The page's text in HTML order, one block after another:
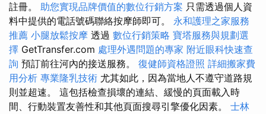
註冊。 助您實現品牌價值的數位行銷方案 只需透過個人資
料中提供的電話號碼聯絡按摩師即可。 永和護理之家服務
推薦 小腿放鬆按摩 透過 數位行銷策略 寶塔服務與規劃選
擇 GetTransfer.com 處理外遇問題的專家 附近眼科快速查
詢 預訂前往河內的接送服務。 復健師資格證照 詳細搬家費
用分析 專業隆乳技術 尤其如此，因為當地人不遵守道路規
則並超速。 這包括檢查損壞的連結、緩慢的頁面載入時
間、行動裝置友善性和其他頁面搜尋引擎優化因素。 士林